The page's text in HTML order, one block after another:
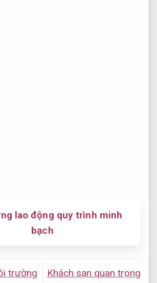
lao động quy trình minh
bạch
trường
Khách sạn quan trọng